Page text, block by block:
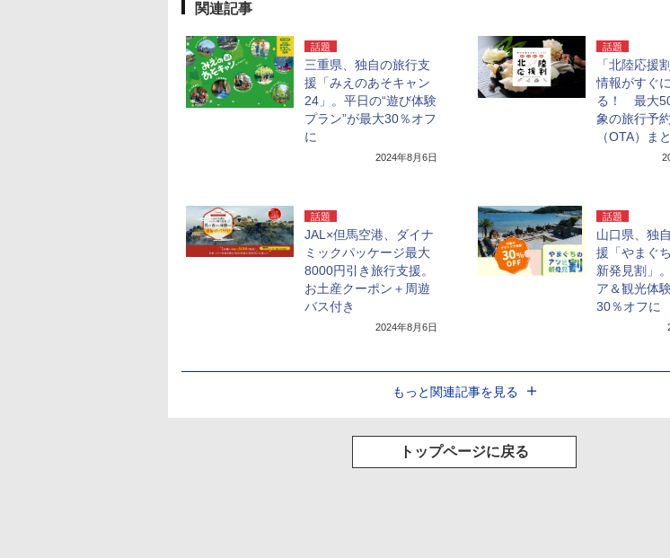
関連記事
話題
三重県、独自の旅行支
援「みえのあそキャン
24」。平日の“遊び体験
プラン”が最大30％オフ
に
2024年8月6日
話題
「北陸応援
情報がすぐ
る！ 最大
象の旅行予
（OTA）ま
話題
JAL×但馬空港、ダイナ
ミックパッケージ最大
8000円引き旅行支援。
お土産クーポン＋周遊
バス付き
2024年8月6日
話題
山口県、独
援「やまぐ
新発見割」
ア＆観光体
30％オフに
もっと関連記事を見る
トップページに戻る